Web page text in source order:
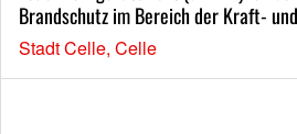
Brandschutz im Bereich der Kraft-
Stadt Celle, Celle